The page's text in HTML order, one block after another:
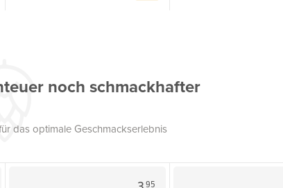
noch schmackhafter
das optimale Geschmackserlebnis
95